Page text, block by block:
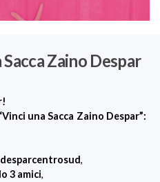
Zaino Despar
una Sacca Zaino Despar”:
,
3 amici,